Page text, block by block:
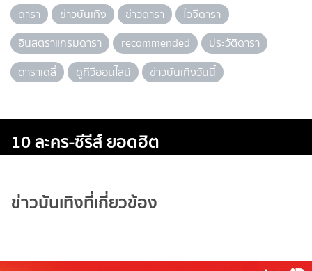
ดารา ข่าวบันเทิง ข่าวดารา
ไอจีดารา
อินสตราแกรมดารา
recommended
ประวัติดารา
ดาราเดลี่
ดูทีวีออนไลน์ ข่าวบันเทิงวันนี้
10 ละคร-ซีรีส์ ยอดฮิต
ข่าวบันเทิงที่เกี่ยวข้อง